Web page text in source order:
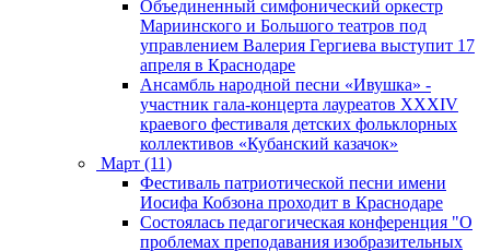
Объединенный симфонический оркестр
Мариинского и Большого театров под
управлением Валерия Гергиева выступит 17
апреля в Краснодаре
Ансамбль народной песни «Ивушка» -
участник гала-концерта лауреатов XXXIV
краевого фестиваля детских фольклорных
коллективов «Кубанский казачок»
Март (11)
Фестиваль патриотической песни имени
Иосифа Кобзона проходит в Краснодаре
Состоялась педагогическая конференция "О
проблемах преподавания изобразительных